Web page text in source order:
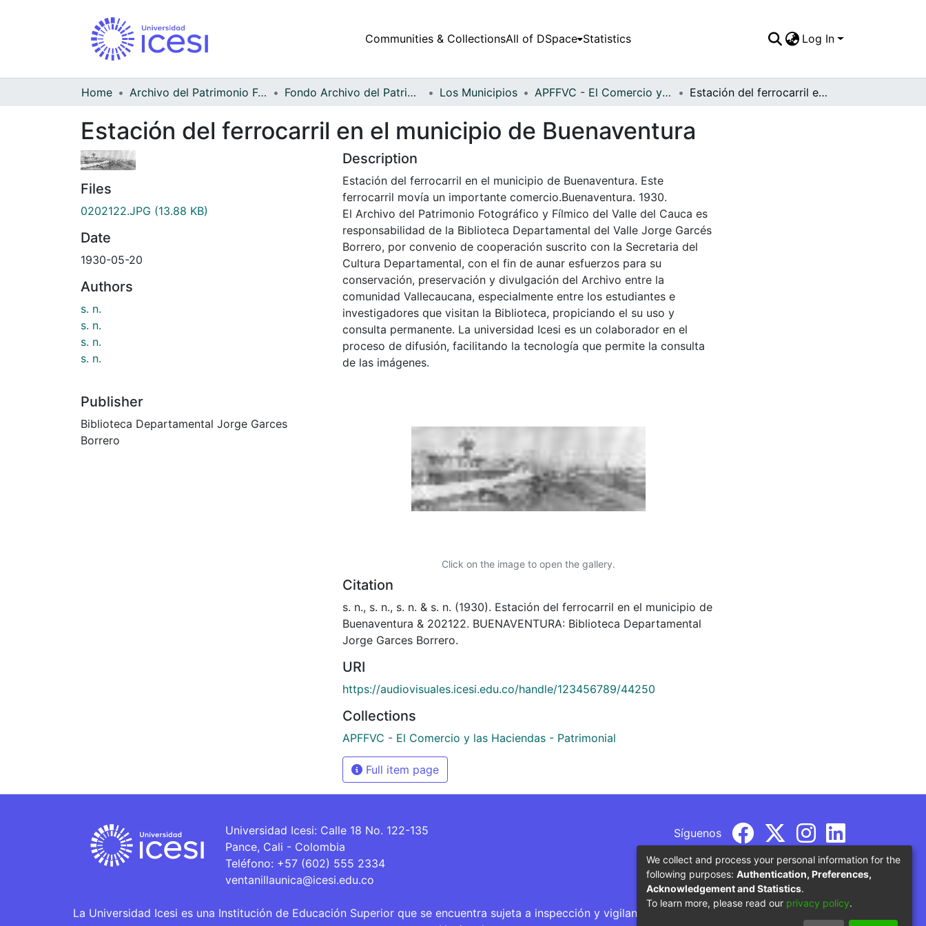
Communities & CollectionsAll of DSpace Statistics Log In
Home Archivo del Patrimonio Fotográfico y Fílmico del Valle del Cauca Fondo Archivo del Patrimonio Fotográfico y Fílmico del Valle del Cauca Los Municipios APFFVC - El Comercio y las Haciendas - Patrimonial Estación del ferrocarril en el municipio de Buenaventura
Estación del ferrocarril en el municipio de Buenaventura
Files
0202122.JPG (13.88 KB)
Date
1930-05-20
Authors
s. n.
s. n.
s. n.
s. n.
Publisher
Biblioteca Departamental Jorge Garces
Borrero
Description
Estación del ferrocarril en el municipio de Buenaventura. Este
ferrocarril movía un importante comercio.Buenaventura. 1930.
El Archivo del Patrimonio Fotográfico y Fílmico del Valle del Cauca es
responsabilidad de la Biblioteca Departamental del Valle Jorge Garcés
Borrero, por convenio de cooperación suscrito con la Secretaria del
Cultura Departamental, con el fin de aunar esfuerzos para su
conservación, preservación y divulgación del Archivo entre la
comunidad Vallecaucana, especialmente entre los estudiantes e
investigadores que visitan la Biblioteca, propiciando el su uso y
consulta permanente. La universidad Icesi es un colaborador en el
proceso de difusión, facilitando la tecnología que permite la consulta
de las imágenes.
Click on the image to open the gallery.
Citation
s. n., s. n., s. n. & s. n. (1930). Estación del ferrocarril en el municipio de
Buenaventura & 202122. BUENAVENTURA: Biblioteca Departamental
Jorge Garces Borrero.
URI
https://audiovisuales.icesi.edu.co/handle/123456789/44250
Collections
APFFVC - El Comercio y las Haciendas - Patrimonial
Full item page
Universidad Icesi: Calle 18 No. 122-135
Pance, Cali - Colombia
Teléfono: +57 (602) 555 2334
ventanillaunica@icesi.edu.co
Síguenos
La Universidad Icesi es una Institución de Educación Superior que se encuentra sujeta a inspección y vigilancia por parte del Ministerio de Educación
We collect and process your personal information for the
following purposes: Authentication, Preferences,
Acknowledgement and Statistics.
To learn more, please read our privacy policy.